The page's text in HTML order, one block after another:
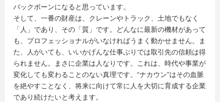
バックボーンになると思っています。
そして、一番の財産は、クレーンやトラック、土地でもなく
「人」であり、その「質」です。どんなに最新の機材があって
も、プロフェッショナルがいなければうまく動かせません。ま
た、人がいても、いいかげんな仕事ぶりでは取引先の信頼は得
られません。まさに企業は人なりです。これは、時代や事業が
変化しても変わることのない真理です。“ナカウン”はその血脈
を絶やすことなく、将来に向けて常に人を大切に育成する企業
であり続けたいと考えます。